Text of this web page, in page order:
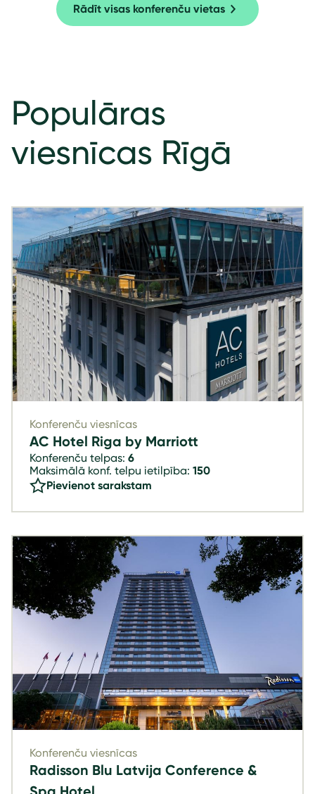
Rādīt visas konferenču vietas
Populāras
viesnīcas Rīgā
Konferenču viesnīcas
AC Hotel Riga by Marriott
Konferenču telpas: 6
Maksimālā konf. telpu ietilpība: 150
Pievienot sarakstam
Konferenču viesnīcas
Radisson Blu Latvija Conference &